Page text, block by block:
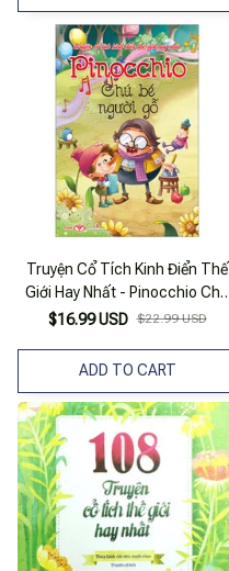
Truyện Cổ Tích Kinh Điển Thế
Giới Hay Nhất - Pinocchio Chú
Bé Người Gỗ
$16.99 USD $22.99 USD
ADD TO CART